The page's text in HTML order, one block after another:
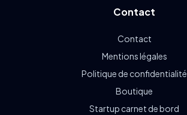
Contact
Contact
Mentions légales
Politique de confidentialité
Boutique
Startup carnet de bord